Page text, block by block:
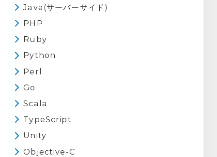
Java(サーバーサイド)
PHP
Ruby
Python
Perl
Go
Scala
TypeScript
Unity
Objective-C